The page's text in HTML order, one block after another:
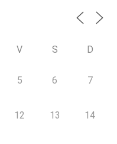
V S D
5 6 7
12 13 14